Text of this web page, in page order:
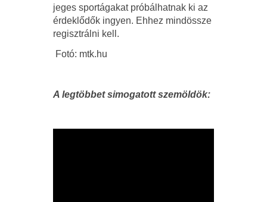
jeges sportágakat próbálhatnak ki az
érdeklődők ingyen. Ehhez mindössze
regisztrálni kell.
Fotó: mtk.hu
A legtöbbet simogatott szemöldök: